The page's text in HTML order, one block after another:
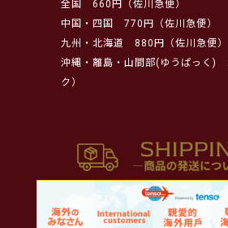
全国
660円（佐川急便）
中国・四国
770円（佐川急便）
九州・北海道
880円（佐川急便）
沖縄・離島・山間部(ゆうぱっく)
ク）